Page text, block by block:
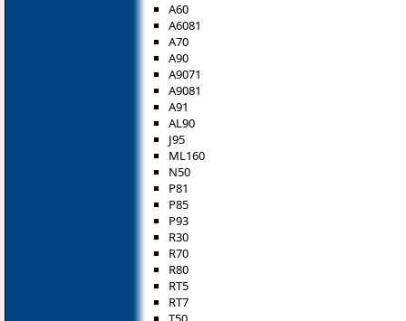
A60
A6081
A70
A90
A9071
A9081
A91
AL90
J95
ML160
N50
P81
P85
P93
R30
R70
R80
RT5
RT7